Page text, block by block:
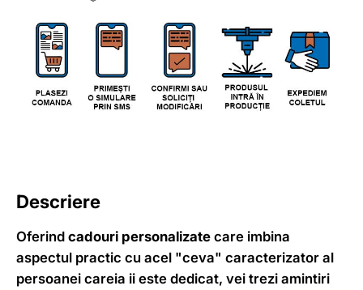
Descriere
Oferind cadouri personalizate care imbina
aspectul practic cu acel "ceva" caracterizator al
persoanei careia ii este dedicat, vei trezi amintiri